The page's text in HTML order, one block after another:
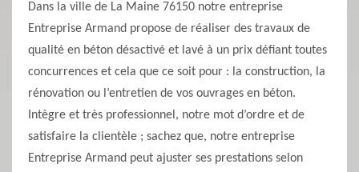
Dans la ville de La Maine 76150 notre entreprise
Entreprise Armand propose de réaliser des travaux de
qualité en béton désactivé et lavé à un prix défiant toutes
concurrences et cela que ce soit pour : la construction, la
rénovation ou l’entretien de vos ouvrages en béton.
Intègre et très professionnel, notre mot d’ordre et de
satisfaire la clientèle ; sachez que, notre entreprise
Entreprise Armand peut ajuster ses prestations selon